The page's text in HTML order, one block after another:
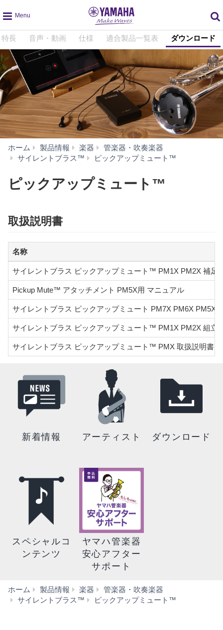
global
navigation
特長 音声・動画 仕様 適合製品一覧表 ダウンロード
ホーム 製品情報 楽器
管楽器・吹奏楽器
サイレントブラス™
ピックアップミュート™
ピックアップミュート™
取扱説明書
名称
サイレントブラス ピックアップミュート™ PM1X PM2X 補足
Pickup Mute™ アタッチメント PM5X用 マニュアル
サイレントブラス ピックアップミュート PM7X PM6X PM5X
サイレントブラス ピックアップミュート™ PM1X PM2X 組立
サイレントブラス ピックアップミュート™ PMX 取扱説明書
新着情報 アーティスト ダウンロード
スペシャルコ
ンテンツ
ヤマハ管楽器
安心アフター
サポート
ホーム 製品情報 楽器
管楽器・吹奏楽器
サイレントブラス™
ピックアップミュート™